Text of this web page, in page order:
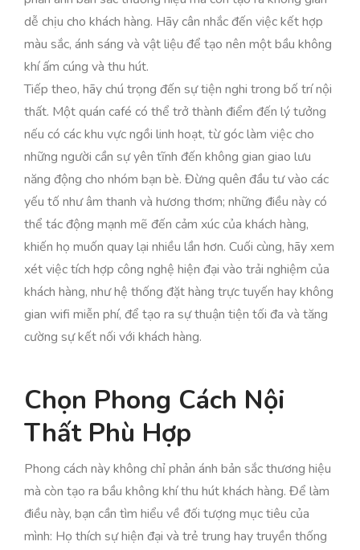
dễ chịu cho khách hàng. Hãy cân nhắc đến việc kết hợp
màu sắc, ánh sáng và vật liệu để tạo nên một bầu không
khí ấm cúng và thu hút.
Tiếp theo, hãy chú trọng đến sự tiện nghi trong bố trí nội
thất. Một quán café có thể trở thành điểm đến lý tưởng
nếu có các khu vực ngồi linh hoạt, từ góc làm việc cho
những người cần sự yên tĩnh đến không gian giao lưu
năng động cho nhóm bạn bè. Đừng quên đầu tư vào các
yếu tố như âm thanh và hương thơm; những điều này có
thể tác động mạnh mẽ đến cảm xúc của khách hàng,
khiến họ muốn quay lại nhiều lần hơn. Cuối cùng, hãy xem
xét việc tích hợp công nghệ hiện đại vào trải nghiệm của
khách hàng, như hệ thống đặt hàng trực tuyến hay không
gian wifi miễn phí, để tạo ra sự thuận tiện tối đa và tăng
cường sự kết nối với khách hàng.
Chọn Phong Cách Nội
Thất Phù Hợp
Phong cách này không chỉ phản ánh bản sắc thương hiệu
mà còn tạo ra bầu không khí thu hút khách hàng. Để làm
điều này, bạn cần tìm hiểu về đối tượng mục tiêu của
mình: Họ thích sự hiện đại và trẻ trung hay truyền thống